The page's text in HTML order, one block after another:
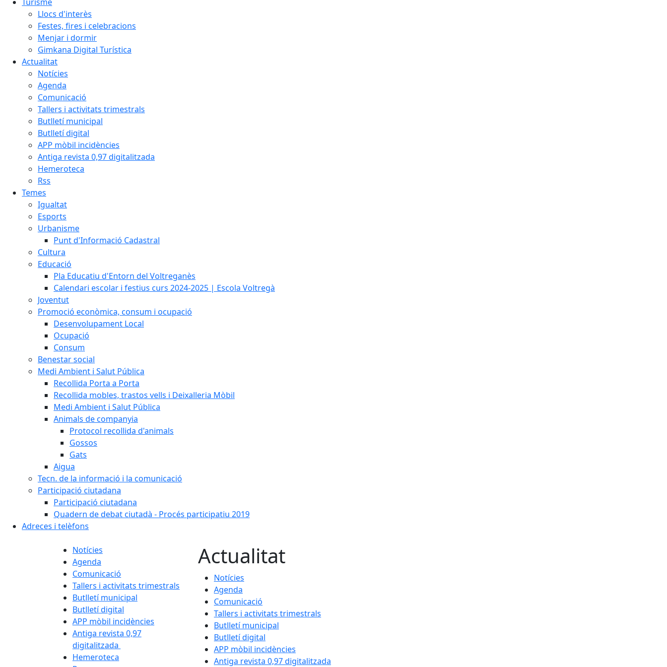
Llocs d'interès
Festes, fires i celebracions
Menjar i dormir
Gimkana Digital Turística
Actualitat
Notícies
Agenda
Comunicació
Tallers i activitats trimestrals
Butlletí municipal
Butlletí digital
APP mòbil incidències
Antiga revista 0,97 digitalitzada
Hemeroteca
Rss
Temes
Igualtat
Esports
Urbanisme
Punt d'Informació Cadastral
Cultura
Educació
Pla Educatiu d'Entorn del Voltreganès
Calendari escolar i festius curs 2024-2025 | Escola Voltregà
Joventut
Promoció econòmica, consum i ocupació
Desenvolupament Local
Ocupació
Consum
Benestar social
Medi Ambient i Salut Pública
Recollida Porta a Porta
Recollida mobles, trastos vells i Deixalleria Mòbil
Medi Ambient i Salut Pública
Animals de companyia
Protocol recollida d'animals
Gossos
Gats
Aigua
Tecn. de la informació i la comunicació
Participació ciutadana
Participació ciutadana
Quadern de debat ciutadà - Procés participatiu 2019
Adreces i telèfons
Notícies
Agenda
Comunicació
Tallers i activitats trimestrals
Butlletí municipal
Butlletí digital
APP mòbil incidències
Antiga revista 0,97
digitalitzada
Hemeroteca
Actualitat
Notícies
Agenda
Comunicació
Tallers i activitats trimestrals
Butlletí municipal
Butlletí digital
APP mòbil incidències
Antiga revista 0,97 digitalitzada